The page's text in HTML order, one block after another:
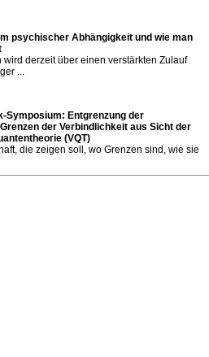
psychischer Abhängigkeit und wie man
wird derzeit über einen verstärkten Zulauf
...
Symposium: Entgrenzung der
der Verbindlichkeit aus Sicht der
(VQT)
die zeigen soll, wo Grenzen sind, wie sie